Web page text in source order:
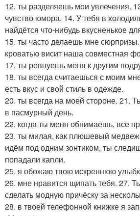
12. ты разделяешь мои увлечения.
чувство юмора. 14. У тебя в
найдётся что-нибудь вкусненькое
15. ты часто делаешь мне
кроватью висит наша совместная
17. ты ревнуешь меня к другим
18. ты всегда считаешься с моим
есть вкус и свой стиль в одежде.
20. ты всегда на моей стороне. 21.
в пасмурный день.
22. когда ты меня обнимаешь, все
23. ты милая, как плюшевый
идём под одним зонтиком, ты
попадали капли.
25. я обожаю твою искреннюю
26. мне нравится щипать тебя. 27.
сделать модную причёску за
28. в твоей телефонной книжке я